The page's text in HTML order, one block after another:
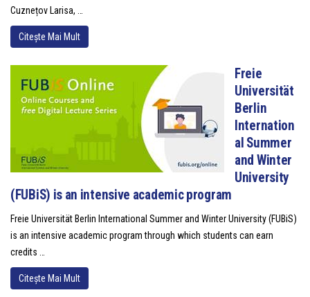
Cuznețov Larisa, …
Citește Mai Mult
Freie
Universität
Berlin
Internation
al Summer
and Winter
University
(FUBiS) is an intensive academic program
Freie Universität Berlin International Summer and Winter University (FUBiS)
is an intensive academic program through which students can earn
credits …
Citește Mai Mult